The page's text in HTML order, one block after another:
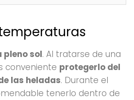
sol. Al tratarse de una
conveniente protegerlo del
las heladas. Durante el
tenerlo dentro de